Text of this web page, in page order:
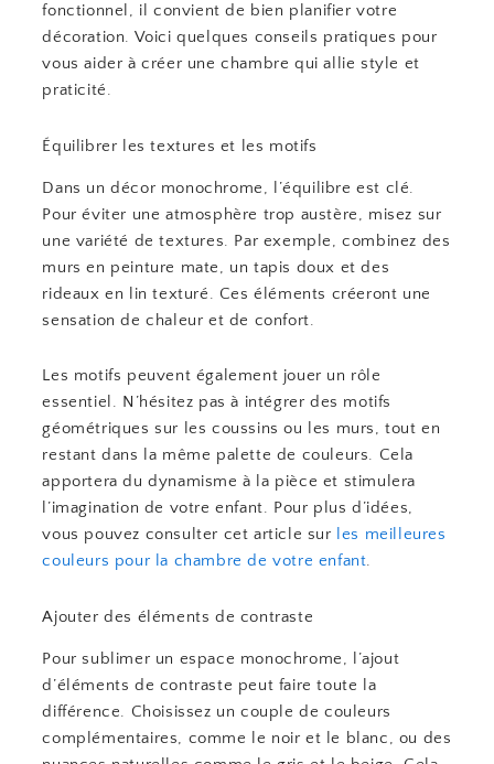
fonctionnel, il convient de bien planifier votre
décoration. Voici quelques conseils pratiques pour
vous aider à créer une chambre qui allie style et
praticité.
Équilibrer les textures et les motifs
Dans un décor monochrome, l’équilibre est clé.
Pour éviter une atmosphère trop austère, misez sur
une variété de textures. Par exemple, combinez des
murs en peinture mate, un tapis doux et des
rideaux en lin texturé. Ces éléments créeront une
sensation de chaleur et de confort.
Les motifs peuvent également jouer un rôle
essentiel. N’hésitez pas à intégrer des motifs
géométriques sur les coussins ou les murs, tout en
restant dans la même palette de couleurs. Cela
apportera du dynamisme à la pièce et stimulera
l’imagination de votre enfant. Pour plus d’idées,
vous pouvez consulter cet article sur les meilleures
couleurs pour la chambre de votre enfant.
Ajouter des éléments de contraste
Pour sublimer un espace monochrome, l’ajout
d’éléments de contraste peut faire toute la
différence. Choisissez un couple de couleurs
complémentaires, comme le noir et le blanc, ou des